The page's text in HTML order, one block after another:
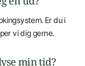
Er du i
vi dig gerne.
min tid?